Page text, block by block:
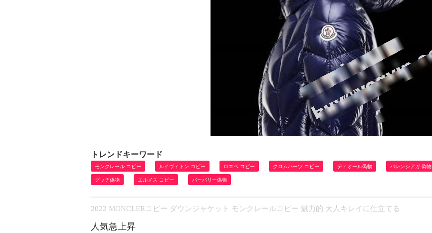
トレンドキーワード
モンクレール コピー ルイヴィトン コピー ロエベ コピー クロムハーツ コピー ディオール偽物 バレンシアガ 偽物
グッチ偽物 エルメス コピー バーバリー偽物
2022 MONCLERコピー ダウンジャケット モンクレールコピー 魅力的 大人キレイに仕立てる
人気急上昇